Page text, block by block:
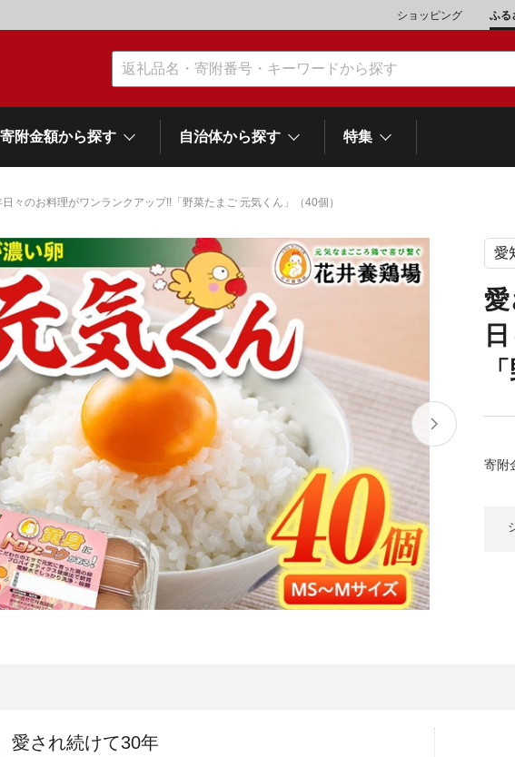
ショッピング ふる
肉類（鶏・豚・他） 魚介類
スイーツ
他食品
スポーツ・アウトドア 雑貨・日用品
時計 ファッション
寄附金額から探す
\10,001～20,000 \20,001～30,000
\50,001～100,000 \100,001～200,000
\1,000,001～5,000,000 \5,000,001～
自治体から探す
網走市 池田町
石狩市
白老町
白糠町
弟子屈町
登別市
平取町
広尾町
紋別市
別海町 利尻富士町
雫石町
気仙沼市
東根市 南陽市 三川町
下妻市
大田原市 鹿沼市
山梨県
市川三郷町
笛吹市
静岡県
熱海市
袋井市
愛知県
大府市 春日井市 名古屋市
岐阜県 関市 山県市
三重県 多気町 南伊勢町
石川県 津幡町
特集
々のお料理がワンランクアップ!!「野菜たまご 元気くん」（40個）
愛
寄附
愛され続けて30年